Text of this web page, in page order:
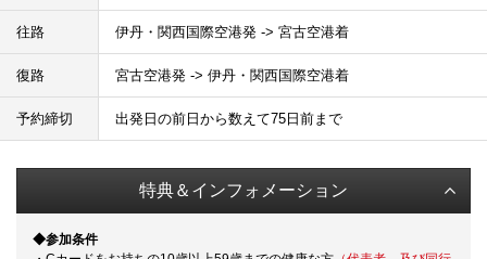
往路 伊丹・関西国際空港発 -> 宮古空港着
復路 宮古空港発 -> 伊丹・関西国際空港着
予約締切 出発日の前日から数えて75日前まで
特典＆インフォメーション
◆参加条件